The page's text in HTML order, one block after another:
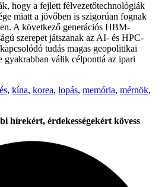
hogy a fejlett félvezetőtechnológiák
miatt a jövőben is szigorúan fognak
A következő generációs HBM-
szerepet játszanak az AI- és HPC-
tudás magas geopolitikai
gyakrabban válik célponttá az ipari
, kína, korea, lopás, memória, mérnök,
hírekért, érdekességekért kövess